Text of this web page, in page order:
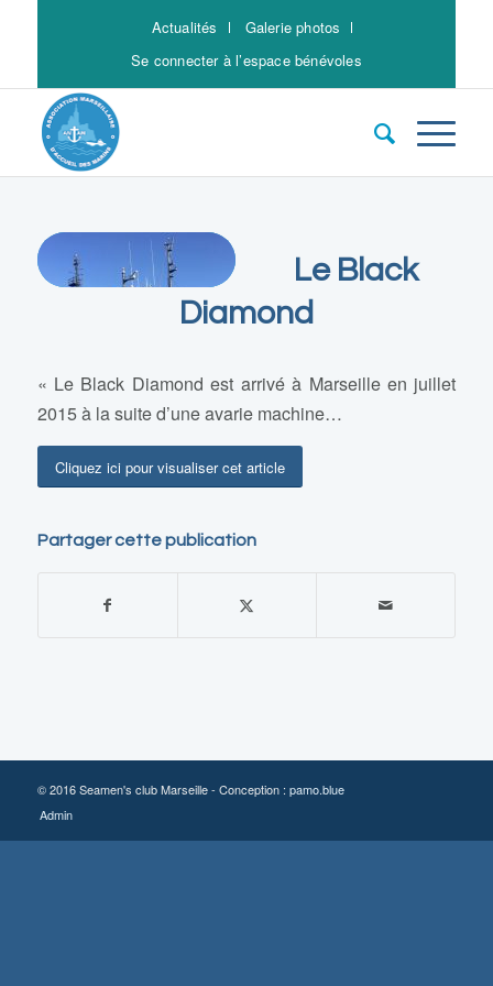
Actualités
Galerie photos
Se connecter à l’espace bénévoles
Le Black
Diamond
« Le Black Diamond est arrivé à Marseille en juillet
2015 à la suite d’une avarie machine…
Cliquez ici pour visualiser cet article
Partager cette publication
© 2016 Seamen's club Marseille - Conception : pamo.blue
Admin